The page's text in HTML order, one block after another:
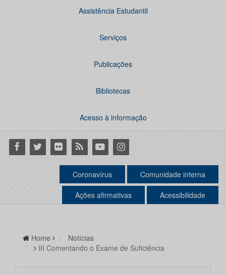
Assistência Estudantil
Serviços
Publicações
Bibliotecas
Acesso à informação
Facebook
Twitter Flickr RSS YoutubeInstagram
Coronavírus Comunidade interna
Ações afirmativas Acessibilidade
Home
Notícias
III Comentando o Exame de Suficiência